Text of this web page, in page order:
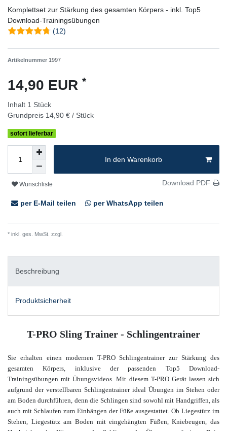
Komplettset zur Stärkung des gesamten Körpers - inkl. Top5
Download-Trainingsübungen
(12)
Artikelnummer 1997
14,90 EUR *
Inhalt 1 Stück
Grundpreis 14,90 € / Stück
sofort lieferbar
In den Warenkorb
Wunschliste Download PDF
per E-Mail teilen per WhatsApp teilen
* inkl. ges. MwSt. zzgl.
Beschreibung
Produktsicherheit
T-PRO Sling Trainer - Schlingentrainer
Sie erhalten einen modernen T-PRO Schlingentrainer zur Stärkung des
gesamten Körpers, inklusive der passenden Top5 Download-
Trainingsübungen mit Übungsvideos. Mit diesem T-PRO Gerät lassen sich
aufgrund der verstellbaren Schlingentrainer ideal Übungen im Stehen oder
am Boden durchführen, denn die Schlingen sind sowohl mit Handgriffen, als
auch mit Schlaufen zum Einhängen der Füße ausgestattet. Ob Liegestütz im
Stehen, Liegestütz am Boden mit eingehängten Füßen, Kniebeugen, das